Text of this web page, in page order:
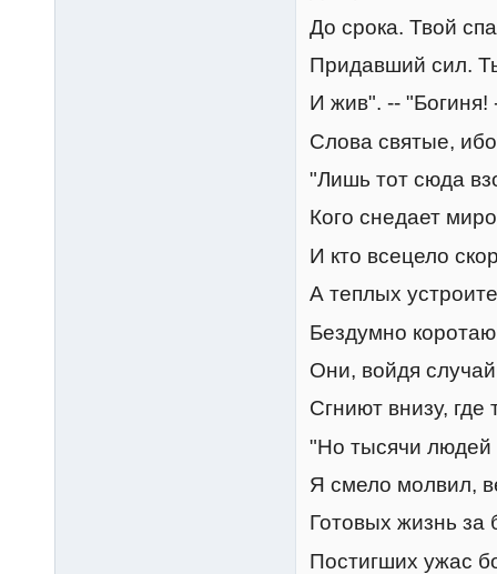
До срока. Твой
Придавший сил.
И жив". -- "Богиня!
Слова святые,
"Лишь тот сюда
Кого снедает
И кто всецело
А теплых
Бездумно
Они, войдя
Сгниют внизу, где
"Но тысячи людей
Я смело молвил,
Готовых жизнь за
Постигших ужас